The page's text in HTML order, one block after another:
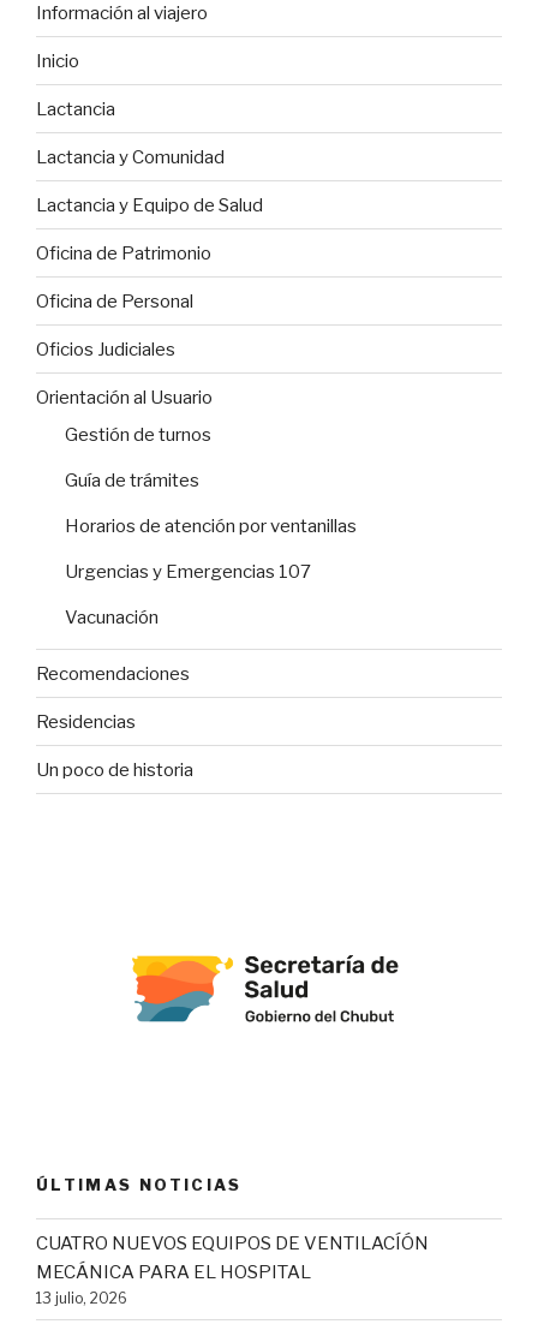
Información al viajero
Inicio
Lactancia
Lactancia y Comunidad
Lactancia y Equipo de Salud
Oficina de Patrimonio
Oficina de Personal
Oficios Judiciales
Orientación al Usuario
Gestión de turnos
Guía de trámites
Horarios de atención por ventanillas
Urgencias y Emergencias 107
Vacunación
Recomendaciones
Residencias
Un poco de historia
ÚLTIMAS NOTICIAS
CUATRO NUEVOS EQUIPOS DE VENTILACÍÓN
MECÁNICA PARA EL HOSPITAL
13 julio, 2026